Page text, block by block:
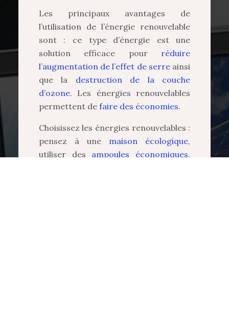
Les principaux avantages de
l’utilisation de l’énergie renouvelable
sont : ce type d’énergie est une
solution efficace pour réduire
l’augmentation de l’effet de serreainsi
que la destruction de la couche
d’ozone. Les énergies renouvelables
permettent de faire des économies.
Choisissez les énergies renouvelables :
pensez à une maison écologique,
utiliser des ampoules économiques,